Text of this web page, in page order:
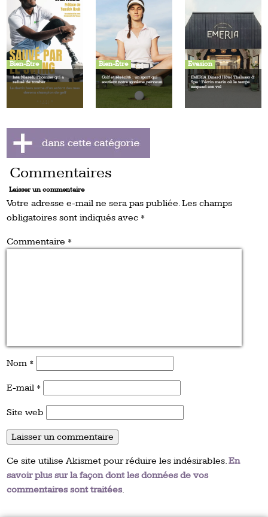
Bien-Être
Issa Nlareb, l’homme qui a
refusé de tomber
Bien-Être
Golf et sérénité : un sport qui
soutient notre système nerveux
Evasion
EMERIA Dinard Hôtel Thalasso &
Spa : l’écrin marin où le temps
suspend son vol
Commentaires
Laisser un commentaire
Votre adresse e-mail ne sera pas publiée.Les champs
obligatoires sont indiqués avec *
Commentaire *
Nom *
E-mail *
Site web
Ce site utilise Akismet pour réduire les indésirables.En
savoir plus sur la façon dont les données de vos
commentaires sont traitées.